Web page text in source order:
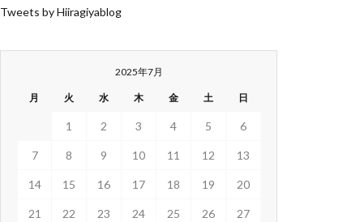
Tweets by Hiiragiyablog
2025年7月
月 火 水 木 金 土 日
1 2 3 4 5 6
7 8 9 10 11 12 13
14 15 16 17 18 19 20
21 22 23 24 25 26 27